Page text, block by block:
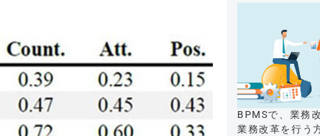
BPMSで、業務
業務改革を行う